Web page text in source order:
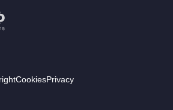
CookiesPrivacy